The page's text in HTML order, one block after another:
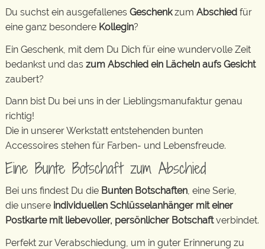
Du suchst ein ausgefallenes Geschenkzum Abschied für
eine ganz besondere Kollegin?
Ein Geschenk, mit dem Du Dich für eine wundervolle Zeit
bedankst und das zum Abschied ein Lächeln aufs Gesicht
zaubert?
Dann bist Du bei uns in der Lieblingsmanufaktur genau
richtig!
Die in unserer Werkstatt entstehenden bunten
Accessoires stehen für Farben- und Lebensfreude.
Eine Bunte Botschaft zum Abschied
Bei uns findest Du die Bunten Botschaften, eine Serie,
die unsere individuellen Schlüsselanhänger mit einer
Postkarte mit liebevoller, persönlicher Botschaftverbindet.
Perfekt zur Verabschiedung, um in guter Erinnerung zu